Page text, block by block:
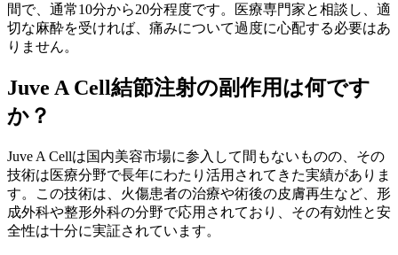
間で、通常10分から20分程度です。医療専門家と相談し、適
切な麻酔を受ければ、痛みについて過度に心配する必要はあ
りません。
Juve A Cell結節注射の副作用は何です
か？
Juve A Cellは国内美容市場に参入して間もないものの、その
技術は医療分野で長年にわたり活用されてきた実績がありま
す。この技術は、火傷患者の治療や術後の皮膚再生など、形
成外科や整形外科の分野で応用されており、その有効性と安
全性は十分に実証されています。